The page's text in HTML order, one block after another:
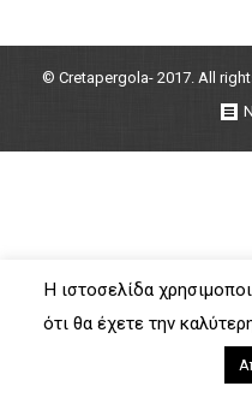
© Cretapergola- 2017. All
Η ιστοσελίδα
ότι θα έχετε την